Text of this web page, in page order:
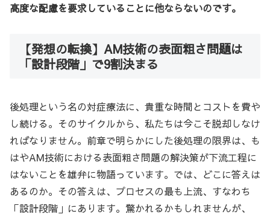
高度な配慮を要求していることに他ならないのです。
【発想の転換】AM技術の表面粗さ問題は
「設計段階」で9割決まる
後処理という名の対症療法に、貴重な時間とコストを費や
し続ける。そのサイクルから、私たちは今こそ脱却しなけ
ればなりません。前章で明らかにした後処理の限界は、も
はやAM技術における表面粗さ問題の解決策が下流工程に
はないことを雄弁に物語っています。では、どこに答えは
あるのか。その答えは、プロセスの最も上流、すなわち
「設計段階」にあります。驚かれるかもしれませんが、